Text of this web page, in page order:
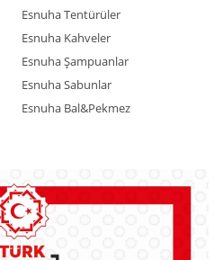
Esnuha Tentürüler
Esnuha Kahveler
Esnuha Şampuanlar
Esnuha Sabunlar
Esnuha Bal&Pekmez